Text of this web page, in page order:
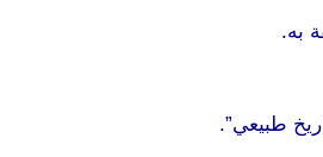
به.
طبيعي”.